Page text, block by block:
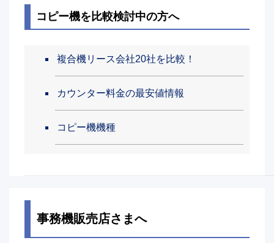
コピー機を比較検討中の方へ
複合機リース会社20社を比較！
カウンター料金の最安値情報
コピー機機種
事務機販売店さまへ